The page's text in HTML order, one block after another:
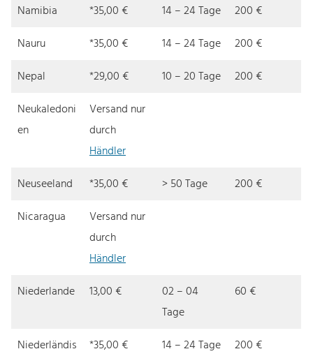
Namibia
*35,00 € 14 – 24 Tage
200 €
Nauru
*35,00 € 14 – 24 Tage
200 €
Nepal
*29,00 € 10 – 20 Tage
200 €
Neukaledoni
en
Versand nur
durch
Händler
Neuseeland
*35,00 € > 50 Tage
200 €
Nicaragua
Versand nur
durch
Händler
Niederlande
13,00 €
02 – 04
Tage
60 €
Niederländis
*35,00 € 14 – 24 Tage 200 €